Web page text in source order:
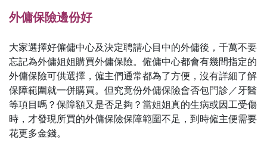
外傭保險邊份好
大家選擇好僱傭中心及決定聘請心目中的外傭後，千萬不要
忘記為外傭姐姐購買外傭保險。僱傭中心都會有幾間指定的
外傭保險可供選擇，僱主們通常都為了方便，沒有詳細了解
保障範圍就一併購買。但究竟份外傭保險會否包門診／牙醫
等項目嗎？保障額又是否足夠？當姐姐真的生病或因工受傷
時，才發現所買的外傭保險保障範圍不足，到時僱主便需要
花更多金錢。